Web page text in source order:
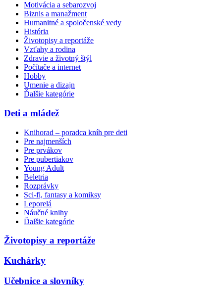
Motivácia a sebarozvoj
Biznis a manažment
Humanitné a spoločenské vedy
História
Životopisy a reportáže
Vzťahy a rodina
Zdravie a životný štýl
Počítače a internet
Hobby
Umenie a dizajn
Ďalšie kategórie
Deti a mládež
Knihorad – poradca kníh pre deti
Pre najmenších
Pre prvákov
Pre pubertiakov
Young Adult
Beletria
Rozprávky
Sci-fi, fantasy a komiksy
Leporelá
Náučné knihy
Ďalšie kategórie
Životopisy a reportáže
Kuchárky
Učebnice a slovníky